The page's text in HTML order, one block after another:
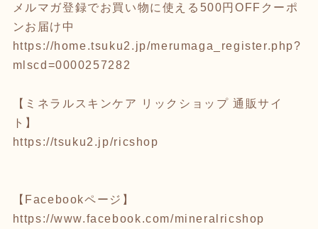
メルマガ登録でお買い物に使える500円OFFクーポ
ンお届け中
https://home.tsuku2.jp/merumaga_register.php?
mlscd=0000257282
【ミネラルスキンケア リックショップ 通販サイ
ト】
https://tsuku2.jp/ricshop
【Facebookページ】
https://www.facebook.com/mineralricshop